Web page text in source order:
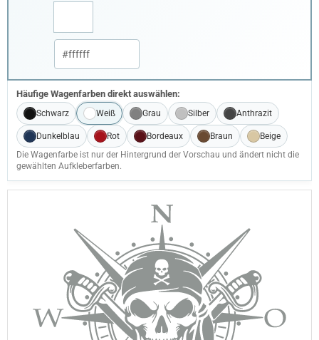
Häufige Wagenfarben direkt auswählen:
Schwarz Weiß Grau Silber Anthrazit
Dunkelblau Rot Bordeaux Braun
Beige
Die Wagenfarbe ist nur der Hintergrund der Vorschau und ändert nicht die
gewählten Aufkleberfarben.